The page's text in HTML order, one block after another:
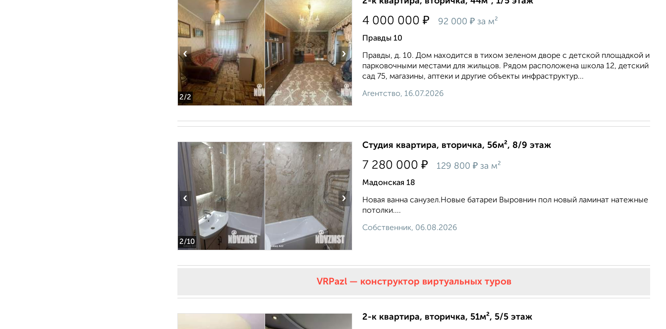
2/2
‹ ›
4 000 000 ₽ 92 000 ₽ за м²
Правды 10
Правды, д. 10. Дом находится в тихом зеленом дворе с детской площадкой и
парковочными местами для жильцов. Рядом расположена школа 12, детский
сад 75, магазины, аптеки и другие объекты инфраструктур...
Агентство, 16.07.2026
2/10
‹ ›
Студия квартира, вторичка, 56м², 8/9 этаж
7 280 000 ₽ 129 800 ₽ за м²
Мадонская 18
Новая ванна санузел.Новые батареи Выровнин пол новый ламинат натежные
потолки....
Собственник, 06.08.2026
VRPazl — конструктор виртуальных туров
2-к квартира, вторичка, 51м², 5/5 этаж